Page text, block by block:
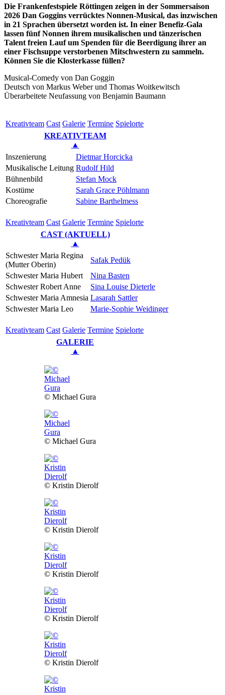
Die Frankenfestspiele Röttingen zeigen in der Sommersaison
2026 Dan Goggins verrücktes Nonnen-Musical, das inzwischen
in 21 Sprachen übersetzt worden ist. In einer Benefiz-Gala
lassen fünf Nonnen ihrem musikalischen und tänzerischen
Talent freien Lauf um Spenden für die Beerdigung ihrer an
einer Fischsuppe verstorbenen Mitschwestern zu sammeln.
Können Sie die Klosterkasse füllen?
Musical-Comedy von Dan Goggin
Deutsch von Markus Weber und Thomas Woitkewitsch
Überarbeitete Neufassung von Benjamin Baumann
Kreativ­team Cast Gale­rie Ter­mi­ne Spielorte
KREATIVTEAM
▲
Inszenierung
Dietmar Horcicka
Musikalische Leitung Rudolf Hild
Bühnenbild
Stefan Mock
Kostüme
Sarah Grace Pöhlmann
Choreografie
Sabine Barthelmess
Kreativ­team Cast Gale­rie Ter­mi­ne Spielorte
CAST (AKTUELL)
▲
Schwester Maria Regina
(Mutter Oberin)
Safak Pedük
Schwester Maria Hubert
Nina Basten
Schwester Robert Anne
Sina Louise Dieterle
Schwester Maria Amnesia Lasarah Sattler
Schwester Maria Leo
Marie-Sophie Weidinger
Kreativ­team Cast Gale­rie Ter­mi­ne Spielorte
GALERIE
▲
© Michael Gura
© Michael Gura
© Kristin Dierolf
© Kristin Dierolf
© Kristin Dierolf
© Kristin Dierolf
© Kristin Dierolf